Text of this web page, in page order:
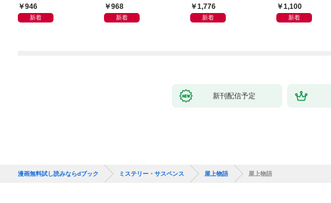
946
新着
968
新着
1,776
新着
1,100
新着
新刊配信予定
漫画無料試し読みならdブック ミステリー・サスペンス 屋上物語 屋上物語